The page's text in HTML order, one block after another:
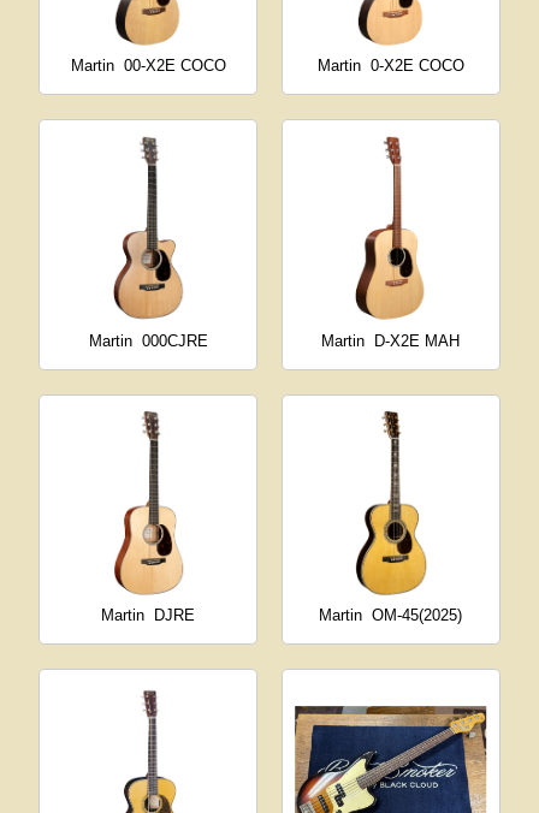
Martin 00-X2E COCO Martin 0-X2E COCO
Martin 000CJRE Martin D-X2E MAH
Martin DJRE Martin OM-45(2025)